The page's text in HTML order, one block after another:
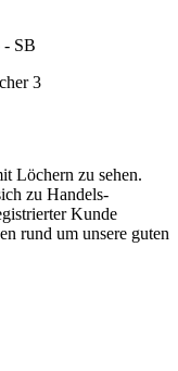
zu Handels-
Kunde
rund um unsere guten